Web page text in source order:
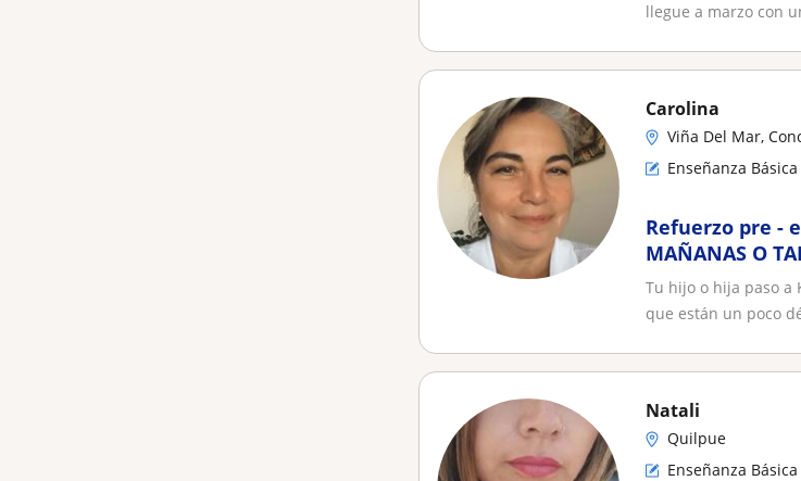
llegue a marzo con
Carolina
Viña Del Mar,
Enseñanza Básica
Refuerzo pre -
MAÑANAS O
Tu hijo o hija paso a
que están un poco
Natali
Quilpue
Enseñanza Básica